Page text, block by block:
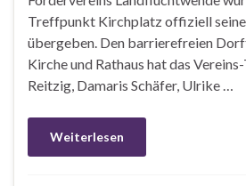
Treffpunkt Kirchplatz offiziell
übergeben. Den barrierefreien
Kirche und Rathaus hat das
Reitzig, Damaris Schäfer, Ulrike …
Weiterlesen